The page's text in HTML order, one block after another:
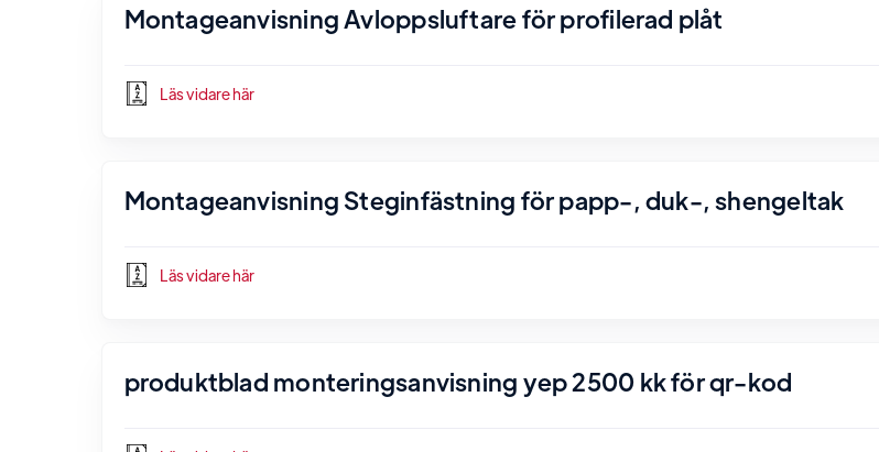
Montageanvisning Avloppsluftare för profilerad plåt
Läs vidare här
Montageanvisning Steginfästning för papp-, duk-, shengeltak
Läs vidare här
produktblad monteringsanvisning yep 2500 kk för qr-kod